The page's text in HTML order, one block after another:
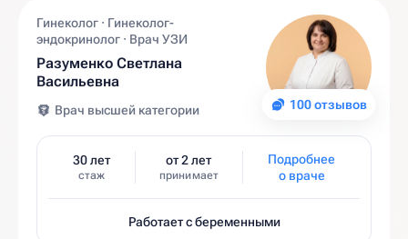
100 отзывов
Гинеколог · Гинеколог-
эндокринолог · Врач УЗИ
Разуменко Светлана
Васильевна
Врач высшей категории
30 лет
стаж
от 2 лет
принимает
Подробнее
о враче
Работает с беременными